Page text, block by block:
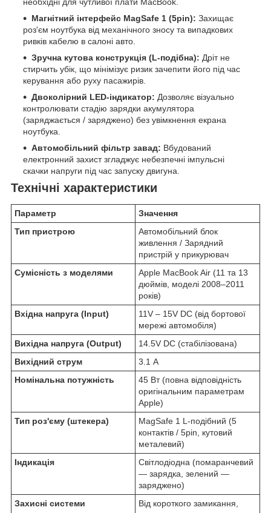
Магнітний інтерфейс MagSafe 1 (5pin): Захищає
роз'єм ноутбука від механічного зносу та випадкових
ривків кабелю в салоні авто.
Зручна кутова конструкція (L-подібна): Дріт не
стирчить убік, що мінімізує ризик зачепити його під час
керування або руху пасажирів.
Двоколірний LED-індикатор: Дозволяє візуально
контролювати стадію зарядки акумулятора
(заряджається / заряджено) без увімкнення екрана
ноутбука.
Автомобільний фільтр завад: Вбудований
електронний захист згладжує небезпечні імпульсні
скачки напруги під час запуску двигуна.
Технічні характеристики
Параметр
Значення
Тип пристрою
Автомобільний блок
живлення / Зарядний
пристрій у прикурювач
Сумісність з моделями
Apple MacBook Air (11 та 13
дюймів, моделі 2008–2011
років)
Вхідна напруга (Input)
11V – 15V DC (від бортової
мережі автомобіля)
Вихідна напруга (Output)
14.5V DC (стабілізована)
Вихідний струм
3.1 А
Номінальна потужність
45 Вт (повна відповідність
оригінальним параметрам
Apple)
Тип роз'єму (штекера)
MagSafe 1 L-подібний (5
контактів / 5pin, кутовий
металевий)
Індикація
Світлодіодна (помаранчевий
— зарядка, зелений —
заряджено)
Захисні системи
Від короткого замикання,